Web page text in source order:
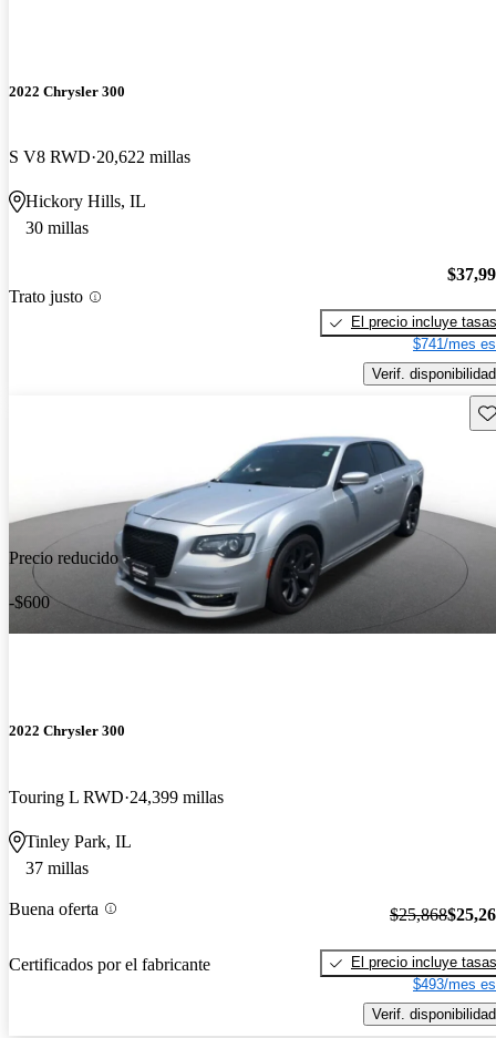
2022 Chrysler 300
S V8 RWD 20,622 millas
Hickory Hills, IL
30 millas
Trato justo
El precio incluye tasas
$741/mes
Verif. disponibilidad
Precio reducido
-$600
2022 Chrysler 300
Touring L RWD 24,399 millas
Tinley Park, IL
37 millas
Buena oferta
Certificados por el fabricante
$25,868
El precio incluye tasas
$493/mes
Verif. disponibilidad